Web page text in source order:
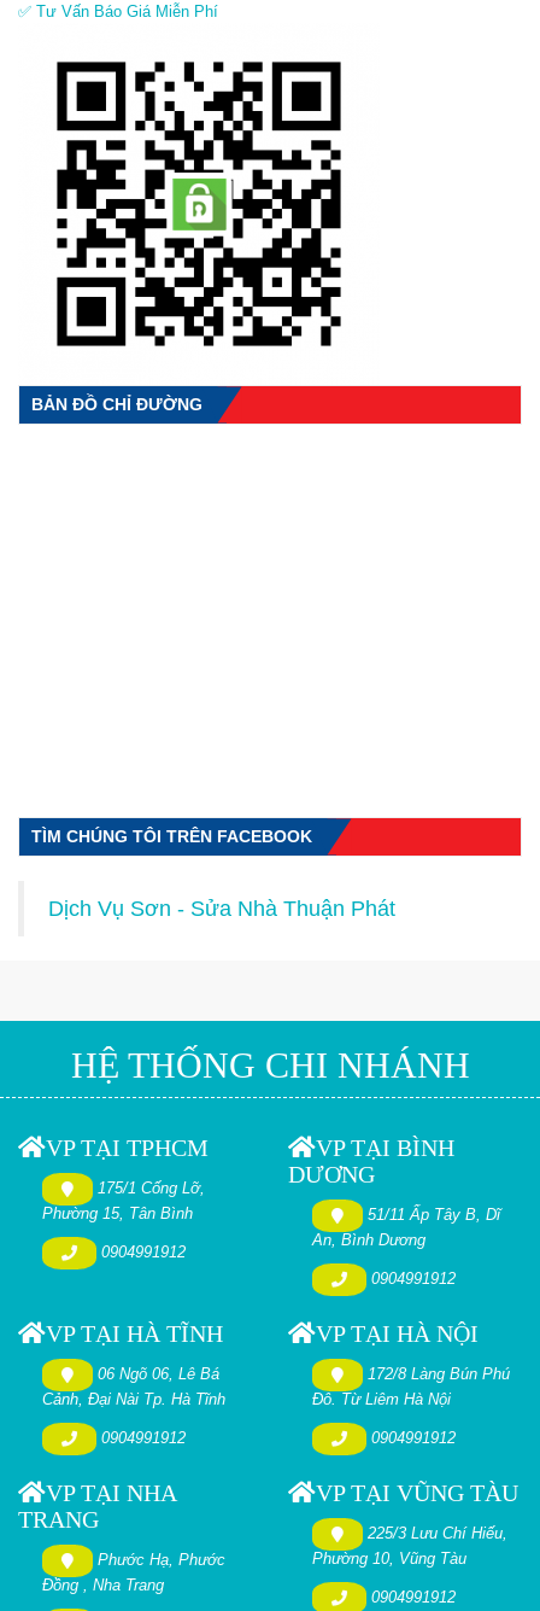
✅ Tư Vấn Báo Giá Miễn Phí
BẢN ĐỒ CHỈ ĐƯỜNG
TÌM CHÚNG TÔI TRÊN FACEBOOK
Dịch Vụ Sơn - Sửa Nhà Thuận Phát
HỆ THỐNG CHI NHÁNH
VP TẠI TPHCM
175/1 Cống Lỡ,
Phường 15, Tân Bình
0904991912
VP TẠI BÌNH
DƯƠNG
51/11 Ấp Tây B, Dĩ
An, Bình Dương
0904991912
VP TẠI HÀ TĨNH
06 Ngõ 06, Lê Bá
Cảnh, Đại Nài Tp. Hà Tĩnh
0904991912
VP TẠI HÀ NỘI
172/8 Làng Bún Phú
Đô. Từ Liêm Hà Nội
0904991912
VP TẠI NHA
TRANG
Phước Hạ, Phước
Đồng , Nha Trang
VP TẠI VŨNG TÀU
225/3 Lưu Chí Hiếu,
Phường 10, Vũng Tàu
0904991912